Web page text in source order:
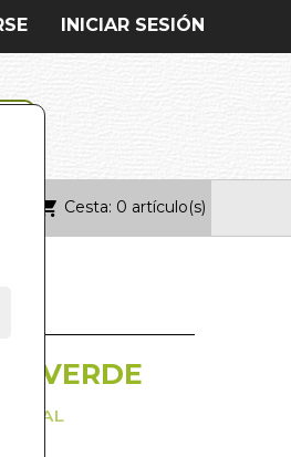
INICIAR SESIÓN
Cesta: 0 artículo(s)
VERDE
DUAL